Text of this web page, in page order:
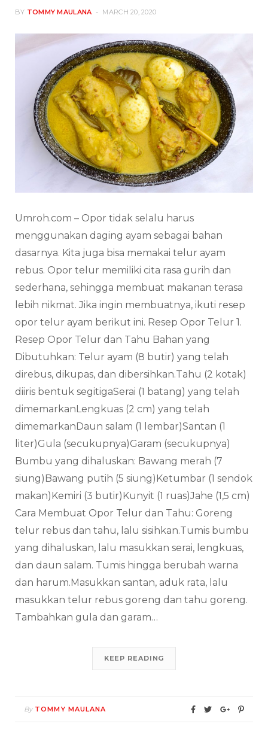
BY TOMMY MAULANA MARCH 20, 2020
Umroh.com – Opor tidak selalu harus
menggunakan daging ayam sebagai bahan
dasarnya. Kita juga bisa memakai telur ayam
rebus. Opor telur memiliki cita rasa gurih dan
sederhana, sehingga membuat makanan terasa
lebih nikmat. Jika ingin membuatnya, ikuti resep
opor telur ayam berikut ini. Resep Opor Telur 1.
Resep Opor Telur dan Tahu Bahan yang
Dibutuhkan: Telur ayam (8 butir) yang telah
direbus, dikupas, dan dibersihkan.Tahu (2 kotak)
diiris bentuk segitigaSerai (1 batang) yang telah
dimemarkanLengkuas (2 cm) yang telah
dimemarkanDaun salam (1 lembar)Santan (1
liter)Gula (secukupnya)Garam (secukupnya)
Bumbu yang dihaluskan: Bawang merah (7
siung)Bawang putih (5 siung)Ketumbar (1 sendok
makan)Kemiri (3 butir)Kunyit (1 ruas)Jahe (1,5 cm)
Cara Membuat Opor Telur dan Tahu: Goreng
telur rebus dan tahu, lalu sisihkan.Tumis bumbu
yang dihaluskan, lalu masukkan serai, lengkuas,
dan daun salam. Tumis hingga berubah warna
dan harum.Masukkan santan, aduk rata, lalu
masukkan telur rebus goreng dan tahu goreng.
Tambahkan gula dan garam…
KEEP READING
By TOMMY MAULANA